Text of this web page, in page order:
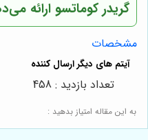
گریدر کوماتسو ارائه
مشخصات
به این مقاله امتیاز بدهید :
تعداد بازدید : 458